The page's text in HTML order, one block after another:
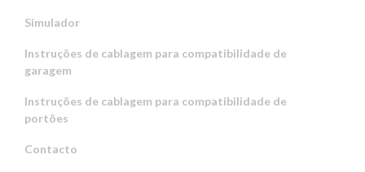
Simulador
Instruções de cablagem para compatibilidade de
garagem
Instruções de cablagem para compatibilidade de
portões
Contacto